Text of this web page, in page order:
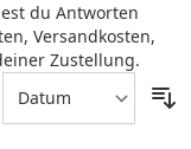
du Antworten
Versandkosten,
Zustellung.